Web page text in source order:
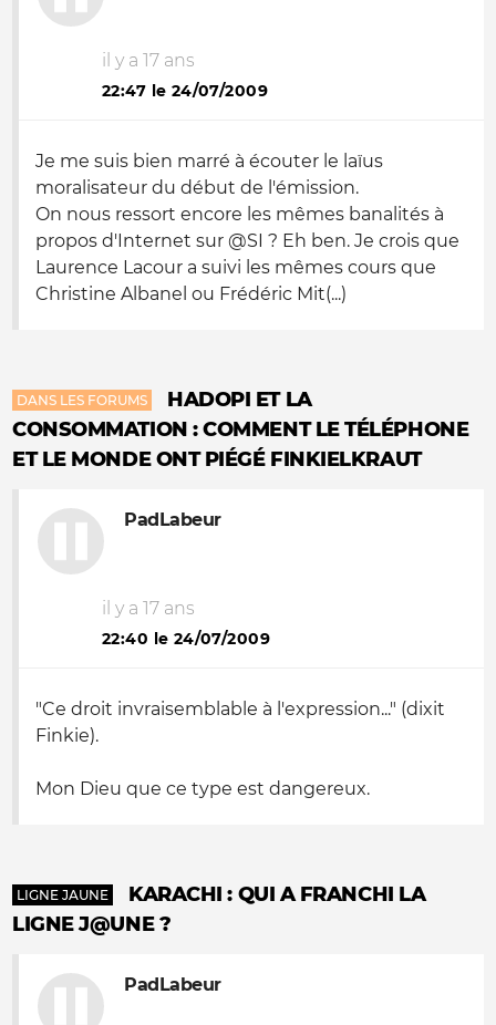
il y a 17 ans
22:47 le 24/07/2009
Je me suis bien marré à écouter le laïus
moralisateur du début de l'émission.
On nous ressort encore les mêmes banalités à
propos d'Internet sur @SI ? Eh ben. Je crois que
Laurence Lacour a suivi les mêmes cours que
Christine Albanel ou Frédéric Mit(...)
DANS LES FORUMS
HADOPI ET LA
CONSOMMATION : COMMENT LE TÉLÉPHONE
ET LE MONDE ONT PIÉGÉ FINKIELKRAUT
PadLabeur
il y a 17 ans
22:40 le 24/07/2009
"Ce droit invraisemblable à l'expression..." (dixit
Finkie).
Mon Dieu que ce type est dangereux.
LIGNE JAUNE
KARACHI : QUI A FRANCHI LA
LIGNE J@UNE ?
PadLabeur